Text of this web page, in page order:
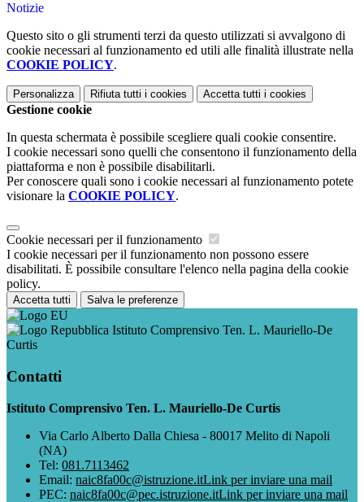
Notizie
Questo sito o gli strumenti terzi da questo utilizzati si avvalgono di
cookie necessari al funzionamento ed utili alle finalità illustrate nella
COOKIE POLICY.
Personalizza Rifiuta tutti i cookies Accetta tutti i cookies
Gestione cookie
In questa schermata è possibile scegliere quali cookie consentire.
I cookie necessari sono quelli che consentono il funzionamento della
piattaforma e non è possibile disabilitarli.
Per conoscere quali sono i cookie necessari al funzionamento potete
visionare la COOKIE POLICY.
Cookie necessari per il funzionamento
I cookie necessari per il funzionamento non possono essere
disabilitati. È possibile consultare l'elenco nella pagina della cookie
policy.
Accetta tutti Salva le preferenze
Istituto Comprensivo Ten. L. Mauriello-De
Curtis
Contatti
Istituto Comprensivo Ten. L. Mauriello-De Curtis
Via Carlo Alberto Dalla Chiesa - 80017 Melito di Napoli
(NA)
Tel: 081.7113462
Email: naic8fa00c@istruzione.itLink per inviare una mail
PEC: naic8fa00c@pec.istruzione.itLink per inviare una mail